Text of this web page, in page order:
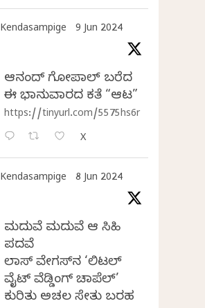
Kendasampige 9 Jun 2024
ಆನಂದ್‌ ಗೋಪಾಲ್‌ ಬರೆದ
ಈ ಭಾನುವಾರದ ಕತೆ “ಆಟ”
https://tinyurl.com/5575hs6r
X
Kendasampige 8 Jun 2024
ಮದುವೆ ಮದುವೆ ಆ ಸಿಹಿ
ಪದವೆ
ಲಾಸ್‌ ವೇಗಸ್‌ನ ‘ಲಿಟಲ್
ವೈಟ್ ವೆಡ್ಡಿಂಗ್ ಚಾಪೆಲ್’
ಕುರಿತು ಅಚಲ ಸೇತು ಬರಹ